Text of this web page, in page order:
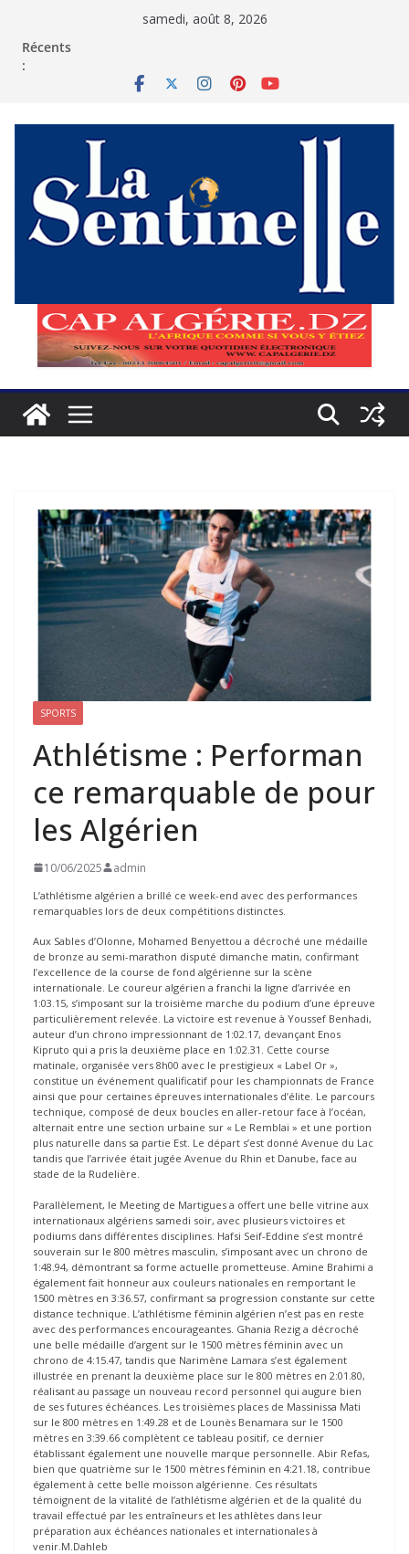
samedi, août 8, 2026
Récents
:
SPORTS
Athlétisme : Performan
ce remarquable de pour
les Algérien
10/06/2025 admin
L’athlétisme algérien a brillé ce week-end avec des performances
remarquables lors de deux compétitions distinctes.
Aux Sables d’Olonne, Mohamed Benyettou a décroché une médaille
de bronze au semi-marathon disputé dimanche matin, confirmant
l’excellence de la course de fond algérienne sur la scène
internationale. Le coureur algérien a franchi la ligne d’arrivée en
1:03.15, s’imposant sur la troisième marche du podium d’une épreuve
particulièrement relevée. La victoire est revenue à Youssef Benhadi,
auteur d’un chrono impressionnant de 1:02.17, devançant Enos
Kipruto qui a pris la deuxième place en 1:02.31. Cette course
matinale, organisée vers 8h00 avec le prestigieux « Label Or »,
constitue un événement qualificatif pour les championnats de France
ainsi que pour certaines épreuves internationales d’élite. Le parcours
technique, composé de deux boucles en aller-retour face à l’océan,
alternait entre une section urbaine sur « Le Remblai » et une portion
plus naturelle dans sa partie Est. Le départ s’est donné Avenue du Lac
tandis que l’arrivée était jugée Avenue du Rhin et Danube, face au
stade de la Rudelière.
Parallèlement, le Meeting de Martigues a offert une belle vitrine aux
internationaux algériens samedi soir, avec plusieurs victoires et
podiums dans différentes disciplines. Hafsi Seif-Eddine s’est montré
souverain sur le 800 mètres masculin, s’imposant avec un chrono de
1:48.94, démontrant sa forme actuelle prometteuse. Amine Brahimi a
également fait honneur aux couleurs nationales en remportant le
1500 mètres en 3:36.57, confirmant sa progression constante sur cette
distance technique. L’athlétisme féminin algérien n’est pas en reste
avec des performances encourageantes. Ghania Rezig a décroché
une belle médaille d’argent sur le 1500 mètres féminin avec un
chrono de 4:15.47, tandis que Narimène Lamara s’est également
illustrée en prenant la deuxième place sur le 800 mètres en 2:01.80,
réalisant au passage un nouveau record personnel qui augure bien
de ses futures échéances. Les troisièmes places de Massinissa Mati
sur le 800 mètres en 1:49.28 et de Lounès Benamara sur le 1500
mètres en 3:39.66 complètent ce tableau positif, ce dernier
établissant également une nouvelle marque personnelle. Abir Refas,
bien que quatrième sur le 1500 mètres féminin en 4:21.18, contribue
également à cette belle moisson algérienne. Ces résultats
témoignent de la vitalité de l’athlétisme algérien et de la qualité du
travail effectué par les entraîneurs et les athlètes dans leur
préparation aux échéances nationales et internationales à
venir.M.Dahleb